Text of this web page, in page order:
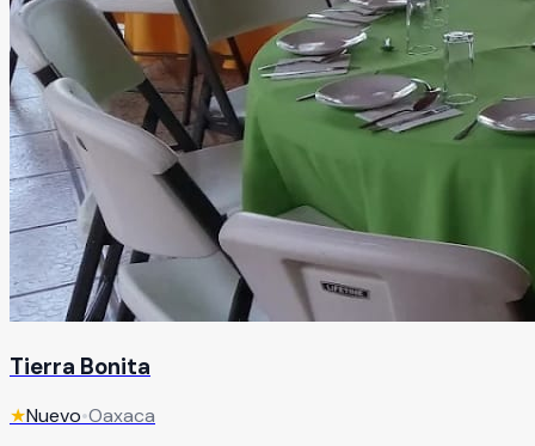
Tierra Bonita
★Nuevo•Oaxaca